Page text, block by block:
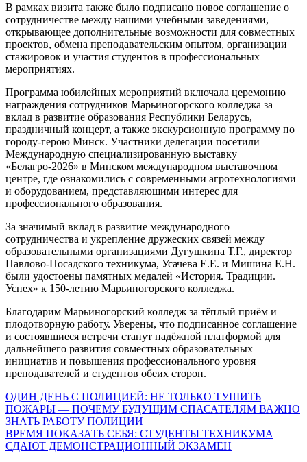
В рамках визита также было подписано новое соглашение о
сотрудничестве между нашими учебными заведениями,
открывающее дополнительные возможности для совместных
проектов, обмена преподавательским опытом, организации
стажировок и участия студентов в профессиональных
мероприятиях.
Программа юбилейных мероприятий включала церемонию
награждения сотрудников Марьиногорского колледжа за
вклад в развитие образования Республики Беларусь,
праздничный концерт, а также экскурсионную программу по
городу-герою Минск. Участники делегации посетили
Международную специализированную выставку
«Белагро‑2026» в Минском международном выставочном
центре, где ознакомились с современными агротехнологиями
и оборудованием, представляющими интерес для
профессионального образования.
За значимый вклад в развитие международного
сотрудничества и укрепление дружеских связей между
образовательными организациями Дугушкина Т.Г., директор
Павлово‑Посадского техникума, Усачева Е.Е. и Мишина Е.Н.
были удостоены памятных медалей «История. Традиции.
Успех» к 150‑летию Марьиногорского колледжа.
Благодарим Марьиногорский колледж за тёплый приём и
плодотворную работу. Уверены, что подписанное соглашение
и состоявшиеся встречи станут надёжной платформой для
дальнейшего развития совместных образовательных
инициатив и повышения профессионального уровня
преподавателей и студентов обеих сторон.
Навигация
по
записям
ОДИН ДЕНЬ С ПОЛИЦИЕЙ: НЕ ТОЛЬКО ТУШИТЬ
ПОЖАРЫ — ПОЧЕМУ БУДУЩИМ СПАСАТЕЛЯМ ВАЖНО
ЗНАТЬ РАБОТУ ПОЛИЦИИ
ВРЕМЯ ПОКАЗАТЬ СЕБЯ: СТУДЕНТЫ ТЕХНИКУМА
СДАЮТ ДЕМОНСТРАЦИОННЫЙ ЭКЗАМЕН